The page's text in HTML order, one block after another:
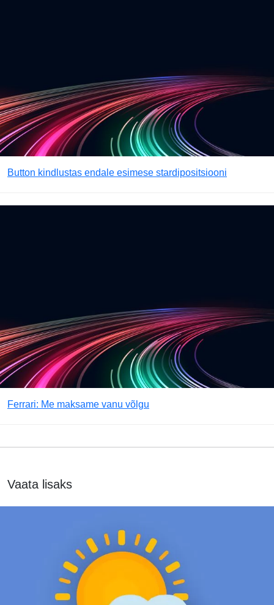
Button kindlustas endale esimese stardipositsiooni
Ferrari: Me maksame vanu võlgu
Vaata lisaks